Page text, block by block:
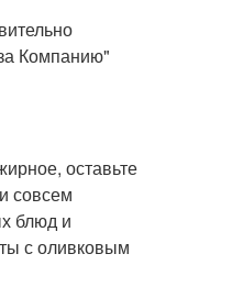
Компанию"
оставьте
совсем
блюд и
с оливковым